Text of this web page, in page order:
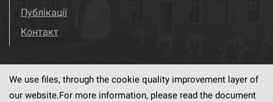
Публікації
Контакт
Visit us! Facebook
We use files, through the cookie quality improvement layer of
our website.For more information, please read the document